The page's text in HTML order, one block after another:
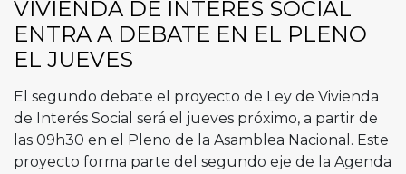
VIVIENDA DE INTERÉS SOCIAL
ENTRA A DEBATE EN EL PLENO
EL JUEVES
El segundo debate el proyecto de Ley de Vivienda
de Interés Social será el jueves próximo, a partir de
las 09h30 en el Pleno de la Asamblea Nacional. Este
proyecto forma parte del segundo eje de la Agenda